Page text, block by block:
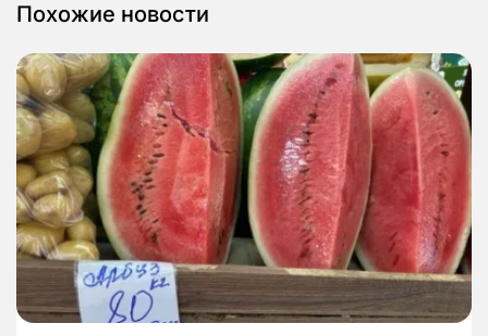
Похожие новости